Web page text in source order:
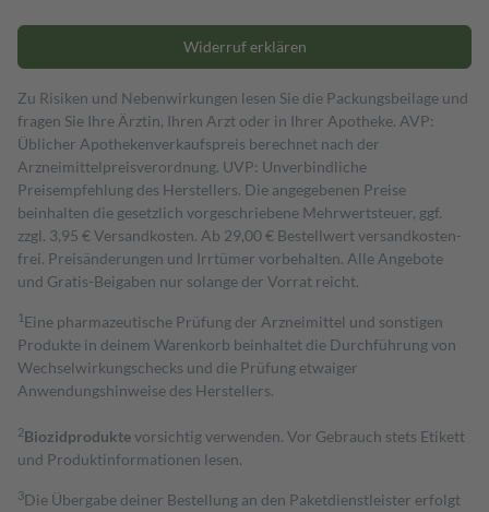
Widerruf erklären
Zu Risiken und Nebenwirkungen lesen Sie die Packungsbeilage und
fragen Sie Ihre Ärztin, Ihren Arzt oder in Ihrer Apotheke. AVP:
Üblicher Apothekenverkaufspreis berechnet nach der
Arzneimittelpreisverordnung. UVP: Unverbindliche
Preisempfehlung des Herstellers. Die angegebenen Preise
beinhalten die gesetzlich vorgeschriebene Mehrwertsteuer, ggf.
zzgl. 3,95 € Versandkosten. Ab 29,00 € Bestell­wert versand­kosten­
frei. Preisänderungen und Irrtümer vorbehalten. Alle Angebote
und Gratis-Beigaben nur solange der Vorrat reicht.
1 Eine pharmazeutische Prüfung der Arzneimittel und sonstigen
Produkte in deinem Warenkorb beinhaltet die Durchführung von
Wechselwirkungschecks und die Prüfung etwaiger
Anwendungshinweise des Herstellers.
2Biozidproduktevorsichtig verwenden. Vor Gebrauch stets Etikett
und Produktinformationen lesen.
3Die Übergabe deiner Bestellung an den Paketdienstleister erfolgt